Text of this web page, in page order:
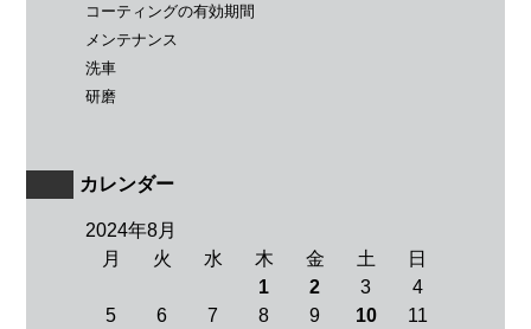
コーティングの有効期間
メンテナンス
洗車
研磨
カレンダー
2024年8月
月
火 水 木 金 土
日
1
2 3
4
5
6 7 8 9 10
11